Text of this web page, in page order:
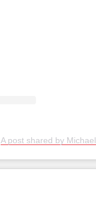
A post shared by